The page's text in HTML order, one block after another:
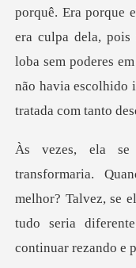
porque
era culpa dela, pois
loba sem poderes
melhor? Talvez, se
tudo seria d